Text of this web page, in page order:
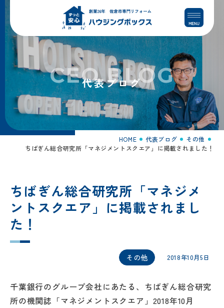
コ
テ
ン
ス
ナ
ゲ
ー
ン
代表ブログ
CEO BLOG
HOME 代表ブログ
その他
ちばぎん総合研究所「マネジメントスクエア」に掲載されました！
ちばぎん総合研究所「マネジメ
ントスクエア」に掲載されまし
た！
その他 2018年10月5日
千葉銀行のグループ会社にあたる、ちばぎん総合研究
所の機関誌「マネジメントスクエア」2018年10月